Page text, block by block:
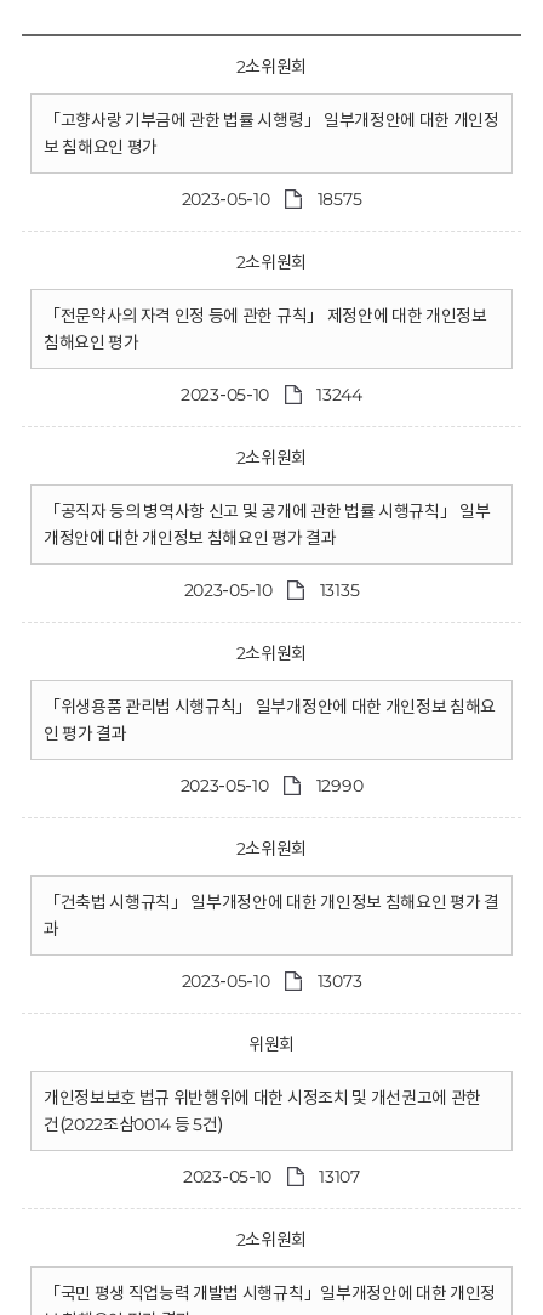
2소위원회
「고향사랑 기부금에 관한 법률 시행령」 일부개정안에 대한 개인정
보 침해요인 평가
2023-05-10 18575
2소위원회
「전문약사의 자격 인정 등에 관한 규칙」 제정안에 대한 개인정보
침해요인 평가
2023-05-10 13244
2소위원회
「공직자 등의 병역사항 신고 및 공개에 관한 법률 시행규칙」 일부
개정안에 대한 개인정보 침해요인 평가 결과
2023-05-10 13135
2소위원회
「위생용품 관리법 시행규칙」 일부개정안에 대한 개인정보 침해요
인 평가 결과
2023-05-10 12990
2소위원회
「건축법 시행규칙」 일부개정안에 대한 개인정보 침해요인 평가 결
과
2023-05-10 13073
위원회
개인정보보호 법규 위반행위에 대한 시정조치 및 개선권고에 관한
건(2022조삼0014 등 5건)
2023-05-10 13107
2소위원회
「국민 평생 직업능력 개발법 시행규칙」일부개정안에 대한 개인정